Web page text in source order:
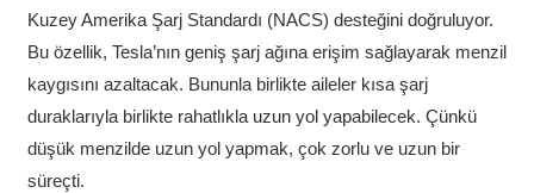
Kuzey Amerika Şarj Standardı (NACS) desteğini doğruluyor.
Bu özellik, Tesla’nın geniş şarj ağına erişim sağlayarak menzil
kaygısını azaltacak. Bununla birlikte aileler kısa şarj
duraklarıyla birlikte rahatlıkla uzun yol yapabilecek. Çünkü
düşük menzilde uzun yol yapmak, çok zorlu ve uzun bir
süreçti.